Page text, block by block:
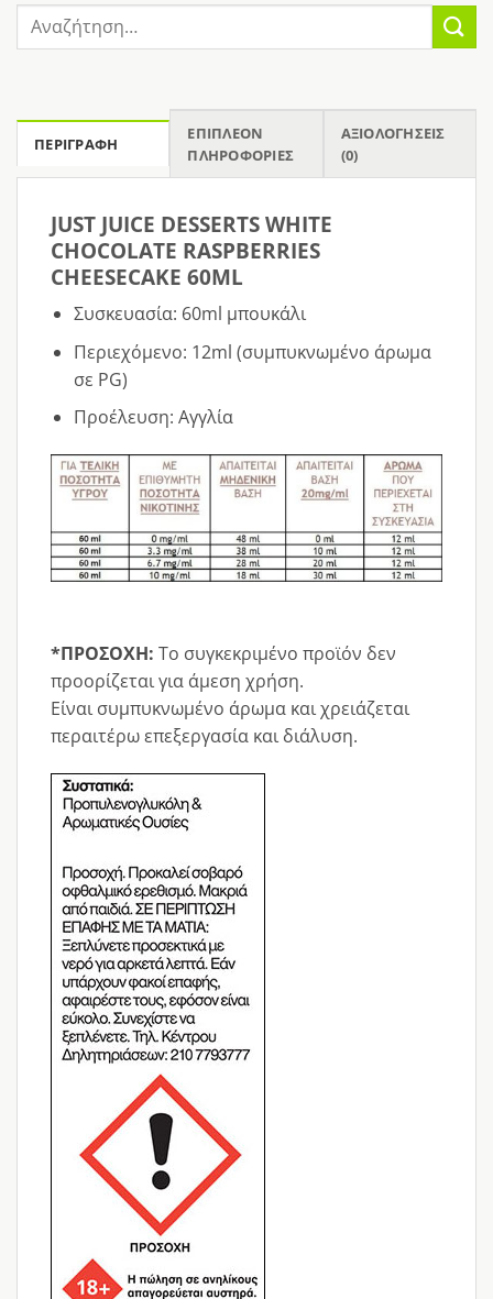
Αναζήτηση
για:
ΠΕΡΙΓΡΑΦΉ
ΕΠΙΠΛΈΟΝ
ΠΛΗΡΟΦΟΡΊΕΣ
ΑΞΙΟΛΟΓΉΣΕΙΣ
(0)
JUST JUICE DESSERTS WHITE
CHOCOLATE RASPBERRIES
CHEESECAKE 60ML
Συσκευασία: 60ml μπουκάλι
Περιεχόμενο: 12ml (συμπυκνωμένο άρωμα
σε PG)
Προέλευση: Αγγλία
*ΠΡΟΣΟΧΗ: Το συγκεκριμένο προϊόν δεν
προορίζεται για άμεση χρήση.
Είναι συμπυκνωμένο άρωμα και χρειάζεται
περαιτέρω επεξεργασία και διάλυση.